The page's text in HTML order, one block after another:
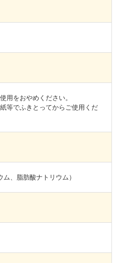
用をおやめください。
等でふきとってからご使用くだ
、脂肪酸ナトリウム）